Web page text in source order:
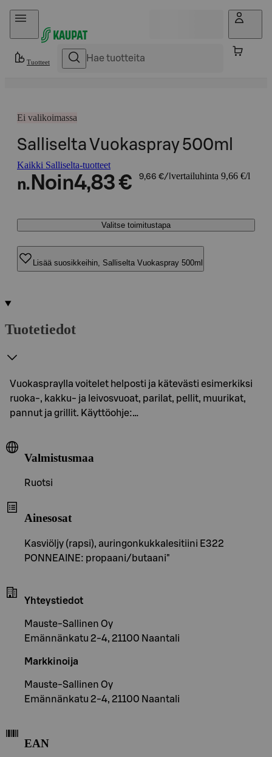
Hyppää sisältöön
Tuotteet
Ei valikoimassa
Salliselta Vuokaspray 500ml
Kaikki Salliselta-tuotteet
n. Noin4,83 € 9,66 €/l vertailuhinta 9,66 €/l
Valitse toimitustapa
Lisää suosikkeihin, Salliselta Vuokaspray 500ml
Tuotetiedot
Vuokaspraylla voitelet helposti ja kätevästi esimerkiksi
ruoka-, kakku- ja leivosvuoat, parilat, pellit, muurikat,
pannut ja grillit. Käyttöohje:…
Valmistusmaa
Ruotsi
Ainesosat
Kasviöljy (rapsi), auringonkukkalesitiini E322
PONNEAINE: propaani/butaani"
Yhteystiedot
Mauste-Sallinen Oy
Emännänkatu 2-4, 21100 Naantali
Markkinoija
Mauste-Sallinen Oy
Emännänkatu 2-4, 21100 Naantali
EAN